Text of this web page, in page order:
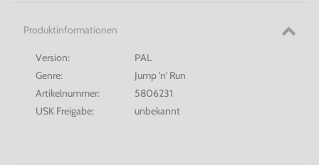
Produktinformationen
Version:
PAL
Genre:
Jump 'n' Run
Artikelnummer:
5806231
USK Freigabe:
unbekannt